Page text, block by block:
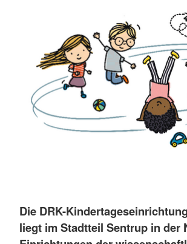
Die DRK-
liegt im Stadtteil Sentrup in der